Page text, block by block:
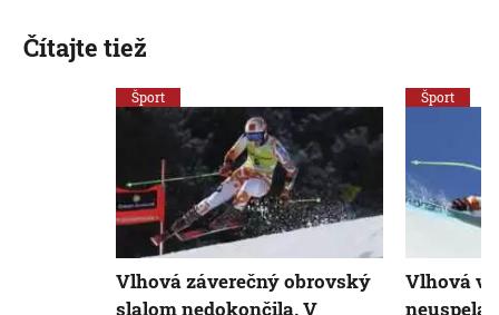
Čítajte tiež
Šport
Vlhová záverečný obrovský
slalom nedokončila. V
Šport
Vlhová v